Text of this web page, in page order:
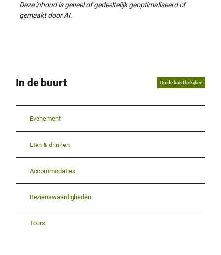
Deze inhoud is geheel of gedeeltelijk geoptimaliseerd of
gemaakt door AI.
In de buurt Op de kaart bekijken
Evenement
Eten & drinken
Accommodaties
Bezienswaardigheden
Tours